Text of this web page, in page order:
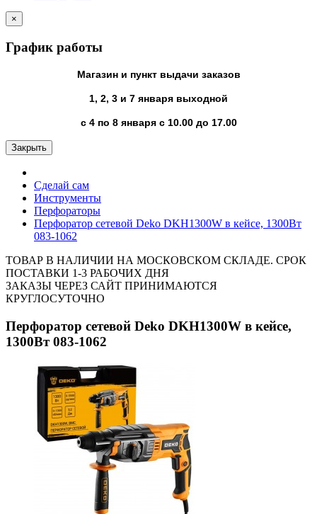
×
График работы
Магазин и пункт выдачи заказов
1, 2, 3 и 7 января выходной
с 4 по 8 января с 10.00 до 17.00
Закрыть
Сделай сам
Инструменты
Перфораторы
Перфоратор сетевой Deko DKH1300W в кейсе, 1300Вт
083-1062
ТОВАР В НАЛИЧИИ НА МОСКОВСКОМ СКЛАДЕ. СРОК
ПОСТАВКИ 1-3 РАБОЧИХ ДНЯ
ЗАКАЗЫ ЧЕРЕЗ САЙТ ПРИНИМАЮТСЯ
КРУГЛОСУТОЧНО
Перфоратор сетевой Deko DKH1300W в кейсе,
1300Вт 083-1062